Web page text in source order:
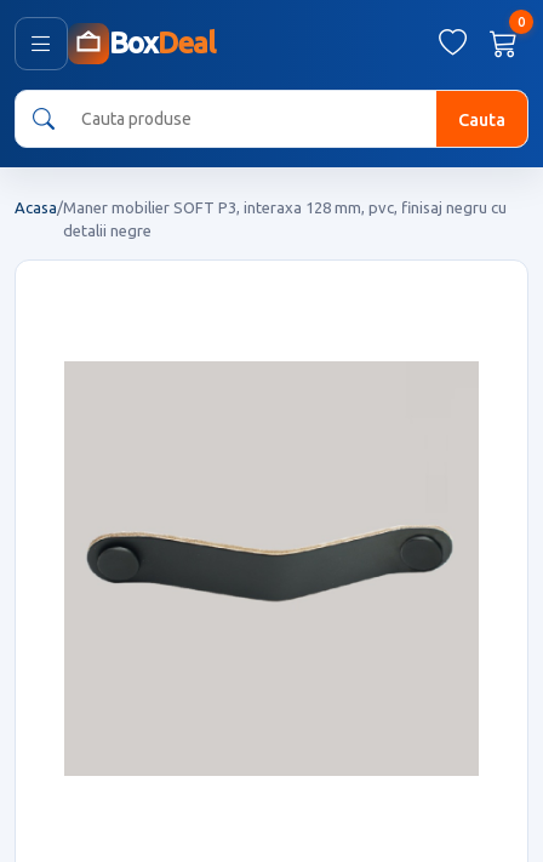
BoxDeal
0
Cauta
Acasa/Maner mobilier SOFT P3, interaxa 128 mm, pvc, finisaj negru cu
detalii negre